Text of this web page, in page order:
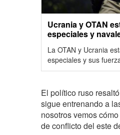
Ucrania y OTAN
especiales y
La OTAN y Ucrania
especiales y sus
El político ruso
sigue entrenando a
nosotros vemos
de conflicto del este